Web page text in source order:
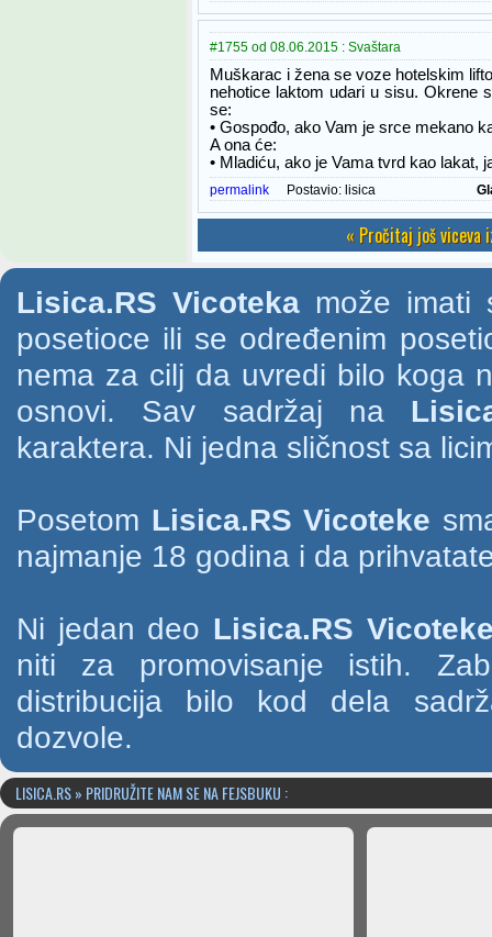
#1755 od 08.06.2015 : Svaštara
Muškarac i žena se voze hotelskim
nehotice laktom udari u sisu. Okrene
se:
• Gospođo, ako Vam je srce mekano
A ona će:
• Mladiću, ako je Vama tvrd kao lakat,
permalink Postavio: lisica
« Pročitaj još viceva
Lisica.RS Vicotekamože imati
posetioce ili se određenim
nema za cilj da uvredi bilo koga
osnovi. Sav sadržaj na
karaktera. Ni jedna sličnost sa
Posetom Lisica.RS Vicoteke
najmanje 18 godina i da
Ni jedan deo Lisica.RS
niti za promovisanje istih.
distribucija bilo kod dela
dozvole.
LISICA.RS » PRIDRUŽITE NAM SE NA FEJSBUKU :